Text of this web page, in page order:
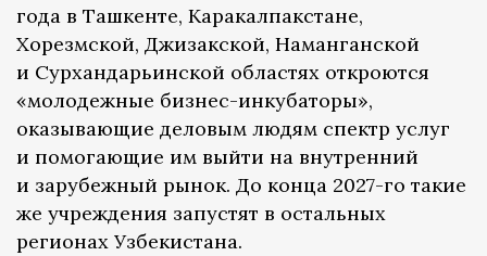
года в Ташкенте, Каракалпакстане,
Хорезмской, Джизакской, Наманганской
и Сурхандарьинской областях откроются
«молодежные бизнес-инкубаторы»,
оказывающие деловым людям спектр услуг
и помогающие им выйти на внутренний
и зарубежный рынок. До конца 2027-го такие
же учреждения запустят в остальных
регионах Узбекистана.